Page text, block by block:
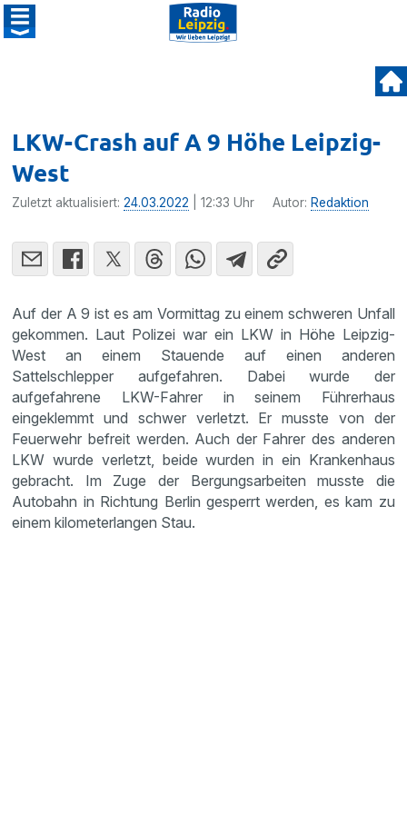
LKW-Crash auf A 9 Höhe Leipzig-
West
Zuletzt aktualisiert:24.03.2022 | 12:33 Uhr Autor: Redaktion
Auf der A 9 ist es am Vormittag zu einem schweren Unfall
gekommen. Laut Polizei war ein LKW in Höhe Leipzig-
West an einem Stauende auf einen anderen
Sattelschlepper aufgefahren. Dabei wurde der
aufgefahrene LKW-Fahrer in seinem Führerhaus
eingeklemmt und schwer verletzt. Er musste von der
Feuerwehr befreit werden. Auch der Fahrer des anderen
LKW wurde verletzt, beide wurden in ein Krankenhaus
gebracht. Im Zuge der Bergungsarbeiten musste die
Autobahn in Richtung Berlin gesperrt werden, es kam zu
einem kilometerlangen Stau.